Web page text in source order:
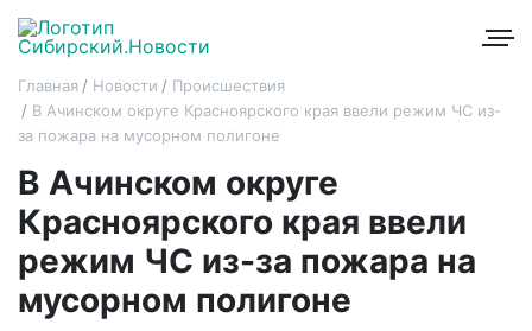
Главная Новости
Происшествия
В Ачинском округе Красноярского края ввели режим ЧС из-
за пожара на мусорном полигоне
В Ачинском округе
Красноярского края ввели
режим ЧС из-за пожара на
мусорном полигоне